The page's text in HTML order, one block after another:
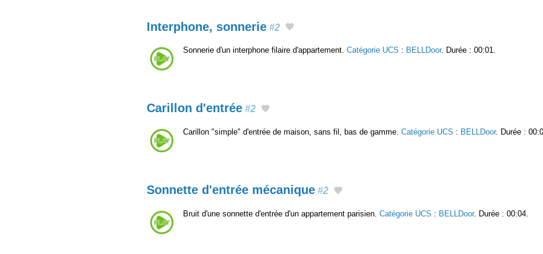
Interphone, sonnerie #2
Sonnerie d'un interphone filaire d'appartement. Catégorie UCS : BELLDoor. Durée : 00:01.
Carillon d'entrée #2
Carillon "simple" d'entrée de maison, sans fil, bas de gamme. Catégorie UCS : BELLDoor. Durée :
Sonnette d'entrée mécanique #2
Bruit d'une sonnette d'entrée d'un appartement parisien. Catégorie UCS : BELLDoor. Durée : 00:04.